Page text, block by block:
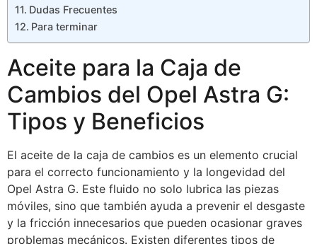
Dudas Frecuentes
Para terminar
Aceite para la Caja de
Cambios del Opel Astra G:
Tipos y Beneficios
El aceite de la caja de cambios es un elemento crucial
para el correcto funcionamiento y la longevidad del
Opel Astra G. Este fluido no solo lubrica las piezas
móviles, sino que también ayuda a prevenir el desgaste
y la fricción innecesarios que pueden ocasionar graves
problemas mecánicos. Existen diferentes tipos de